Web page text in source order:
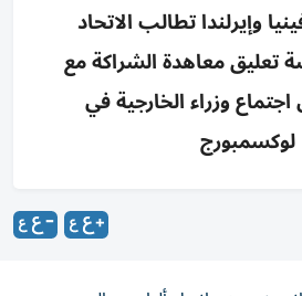
وإيرلندا تطالب الاتحاد
تعليق معاهدة الشراكة مع
وزراء الخارجية في
لوكسمبورج